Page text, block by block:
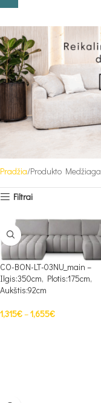
Pradžia Produkto Medžiaga
Filtrai
CO-BON-LT-03NU_main –
Ilgis:350cm, Plotis:175cm,
Aukštis:92cm
1,315€–1,655€